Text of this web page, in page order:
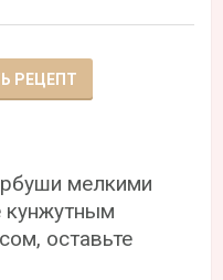
РЕЦЕПТ
мелкими
кунжутным
оставьте